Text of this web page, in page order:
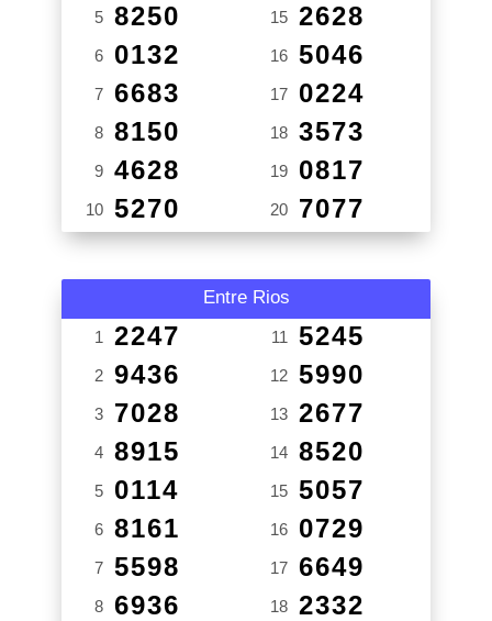
5 8250
6 0132
7 6683
8 8150
9 4628
10 5270
15 2628
16 5046
17 0224
18 3573
19 0817
20 7077
Entre Rios
1 2247
2 9436
3 7028
4 8915
5 0114
6 8161
7 5598
8 6936
11 5245
12 5990
13 2677
14 8520
15 5057
16 0729
17 6649
18 2332